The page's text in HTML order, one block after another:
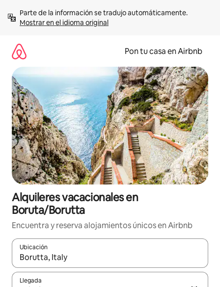
contenidoMostrar en el idioma original
Pon tu casa en Airbnb
Alquileres vacacionales en
Boruta/Borutta
Encuentra y reserva alojamientos únicos en Airbnb
Ubicación
Cuando los resultados estén disponibles, navega con las
Llegada